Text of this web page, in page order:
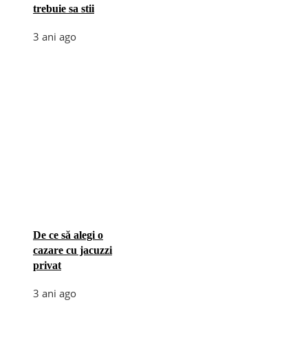
trebuie sa stii
3 ani ago
De ce să alegi o
cazare cu jacuzzi
privat
3 ani ago